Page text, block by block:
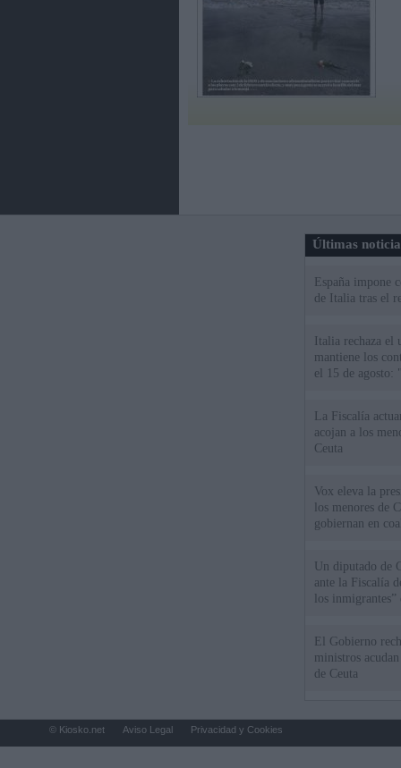
Últimas
España impone
de Italia tras el
Italia rechaza
mantiene los
el 15 de agosto:
La Fiscalía
acojan a los
Ceuta
Vox eleva la
los menores de
gobiernan en
Un diputado de
ante la Fiscalía
los inmigrantes”
El Gobierno
ministros
de Ceuta
© Kiosko.net Aviso Legal Privacidad y Cookies